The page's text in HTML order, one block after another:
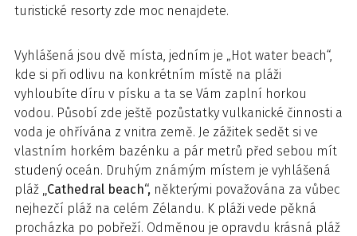
turistické resorty zde moc nenajdete.
Vyhlášená jsou dvě místa, jedním je „Hot water beach“,
kde si při odlivu na konkrétním místě na pláži
vyhloubíte díru v písku a ta se Vám zaplní horkou
vodou. Působí zde ještě pozůstatky vulkanické činnosti a
voda je ohřívána z vnitra země. Je zážitek sedět si ve
vlastním horkém bazénku a pár metrů před sebou mít
studený oceán. Druhým známým místem je vyhlášená
pláž „Cathedral beach“, některými považována za vůbec
nejhezčí pláž na celém Zélandu. K pláži vede pěkná
procházka po pobřeží. Odměnou je opravdu krásná pláž